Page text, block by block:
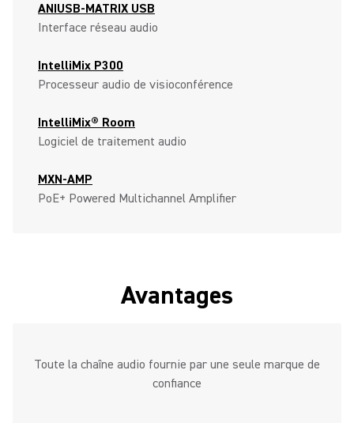
ANIUSB-MATRIX USB
Interface réseau audio
IntelliMix P300
Processeur audio de visioconférence
IntelliMix® Room
Logiciel de traitement audio
MXN-AMP
PoE+ Powered Multichannel Amplifier
Avantages
Toute la chaîne audio fournie par une seule marque de
confiance